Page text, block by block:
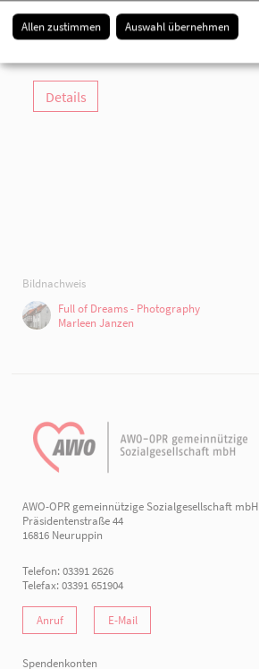
033979 544247
033979 544248
Details
Bildnachweis
Full of Dreams - Photography
Marleen Janzen
AWO-OPR gemeinnützige Sozialgesellschaft mbH
Präsidentenstraße 44
16816 Neuruppin
Telefon: 03391 2626
Telefax: 03391 651904
Anruf E-Mail
Spendenkonten
Allen zustimmen Auswahl übernehmen